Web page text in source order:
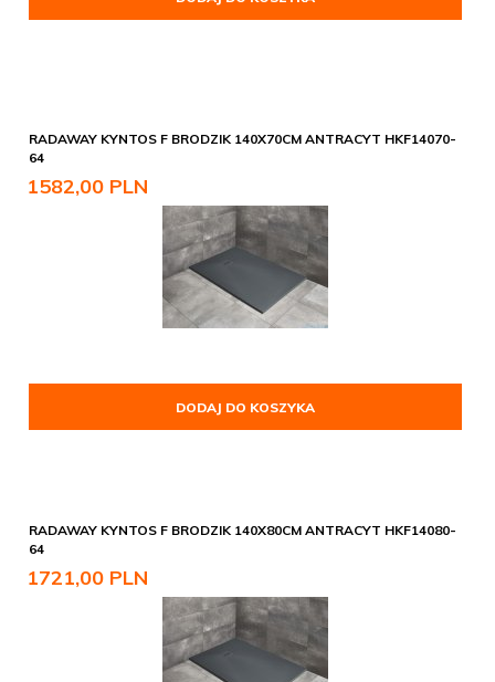
RADAWAY KYNTOS F BRODZIK 140X70CM ANTRACYT HKF14070-
64
1582,00 PLN
DODAJ DO KOSZYKA
RADAWAY KYNTOS F BRODZIK 140X80CM ANTRACYT HKF14080-
64
1721,00 PLN